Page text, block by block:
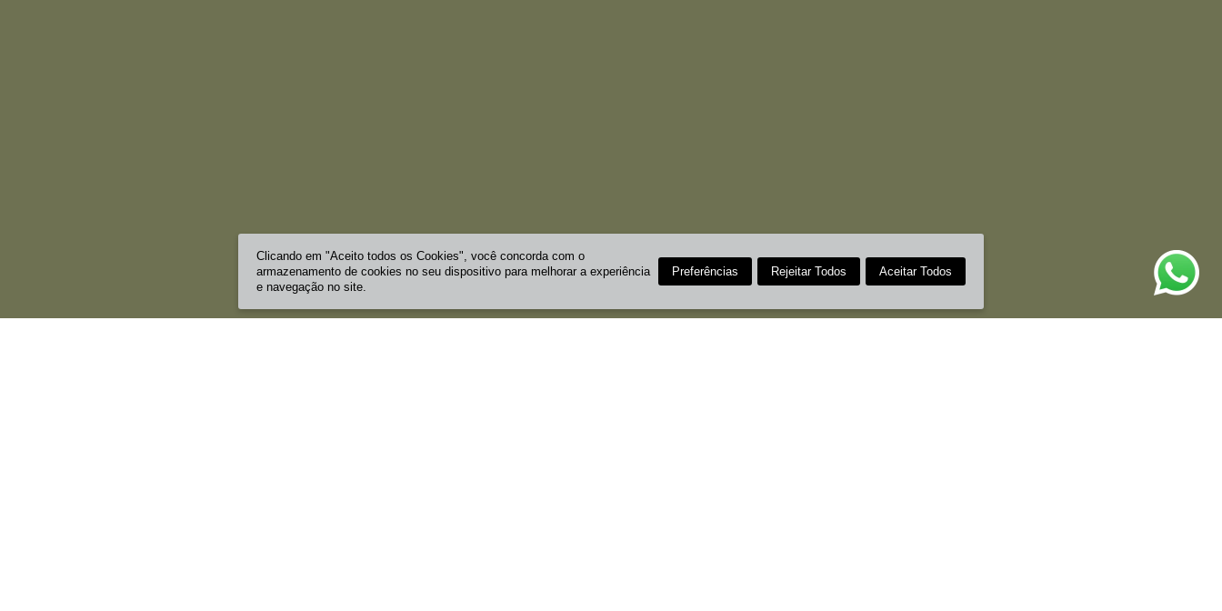
Clicando em "Aceito todos os Cookies", você concorda com o
armazenamento de cookies no seu dispositivo para melhorar a experiência
e navegação no site.
Preferências Rejeitar Todos Aceitar Todos